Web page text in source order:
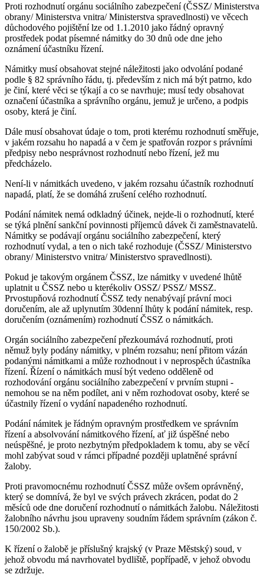
Proti rozhodnutí orgánu sociálního zabezpečení (ČSSZ/ Ministerstva
obrany/ Ministerstva vnitra/ Ministerstva spravedlnosti) ve věcech
důchodového pojištění lze od 1.1.2010 jako řádný opravný
prostředek podat písemné námitky do 30 dnů ode dne jeho
oznámení účastníku řízení.
Námitky musí obsahovat stejné náležitosti jako odvolání podané
podle § 82 správního řádu, tj. především z nich má být patrno, kdo
je činí, které věci se týkají a co se navrhuje; musí tedy obsahovat
označení účastníka a správního orgánu, jemuž je určeno, a podpis
osoby, která je činí.
Dále musí obsahovat údaje o tom, proti kterému rozhodnutí směřuje,
v jakém rozsahu ho napadá a v čem je spatřován rozpor s právními
předpisy nebo nesprávnost rozhodnutí nebo řízení, jež mu
předcházelo.
Není-li v námitkách uvedeno, v jakém rozsahu účastník rozhodnutí
napadá, platí, že se domáhá zrušení celého rozhodnutí.
Podání námitek nemá odkladný účinek, nejde-li o rozhodnutí, které
se týká plnění sankční povinnosti příjemců dávek či zaměstnavatelů.
Námitky se podávají orgánu sociálního zabezpečení, který
rozhodnutí vydal, a ten o nich také rozhoduje (ČSSZ/ Ministerstvo
obrany/ Ministerstvo vnitra/ Ministerstvo spravedlnosti).
Pokud je takovým orgánem ČSSZ, lze námitky v uvedené lhůtě
uplatnit u ČSSZ nebo u kterékoliv OSSZ/ PSSZ/ MSSZ.
Prvostupňová rozhodnutí ČSSZ tedy nenabývají právní moci
doručením, ale až uplynutím 30denní lhůty k podání námitek, resp.
doručením (oznámením) rozhodnutí ČSSZ o námitkách.
Orgán sociálního zabezpečení přezkoumává rozhodnutí, proti
němuž byly podány námitky, v plném rozsahu; není přitom vázán
podanými námitkami a může rozhodnout i v neprospěch účastníka
řízení. Řízení o námitkách musí být vedeno odděleně od
rozhodování orgánu sociálního zabezpečení v prvním stupni -
nemohou se na něm podílet, ani v něm rozhodovat osoby, které se
účastnily řízení o vydání napadeného rozhodnutí.
Podání námitek je řádným opravným prostředkem ve správním
řízení a absolvování námitkového řízení, ať již úspěšné nebo
neúspěšné, je proto nezbytným předpokladem k tomu, aby se věcí
mohl zabývat soud v rámci případné později uplatněné správní
žaloby.
Proti pravomocnému rozhodnutí ČSSZ může ovšem oprávněný,
který se domnívá, že byl ve svých právech zkrácen, podat do 2
měsíců ode dne doručení rozhodnutí o námitkách žalobu. Náležitosti
žalobního návrhu jsou upraveny soudním řádem správním (zákon č.
150/2002 Sb.).
K řízení o žalobě je příslušný krajský (v Praze Městský) soud, v
jehož obvodu má navrhovatel bydliště, popřípadě, v jehož obvodu
se zdržuje.